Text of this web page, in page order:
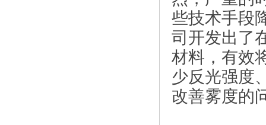
些技术手段
司开发出了
材料，有效
少反光强度
改善雾度的